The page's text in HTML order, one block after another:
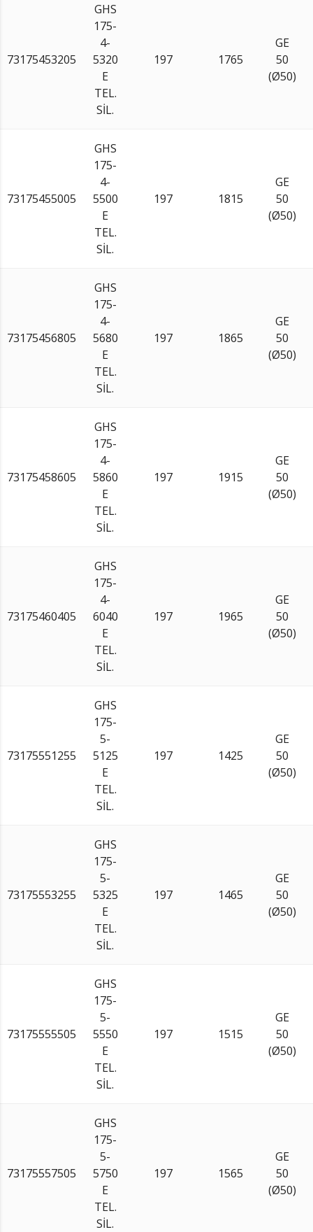
73175453205
GHS
175-
4-
5320
E
TEL.
SİL.
197 1765
GE
50
(Ø50)
73175455005
GHS
175-
4-
5500
E
TEL.
SİL.
197 1815
GE
50
(Ø50)
73175456805
GHS
175-
4-
5680
E
TEL.
SİL.
197 1865
GE
50
(Ø50)
73175458605
GHS
175-
4-
5860
E
TEL.
SİL.
197 1915
GE
50
(Ø50)
73175460405
GHS
175-
4-
6040
E
TEL.
SİL.
197 1965
GE
50
(Ø50)
73175551255
GHS
175-
5-
5125
E
TEL.
SİL.
197 1425
GE
50
(Ø50)
73175553255
GHS
175-
5-
5325
E
TEL.
SİL.
197 1465
GE
50
(Ø50)
73175555505
GHS
175-
5-
5550
E
TEL.
SİL.
197 1515
GE
50
(Ø50)
73175557505
GHS
175-
5-
5750
E
TEL.
SİL.
197 1565
GE
50
(Ø50)